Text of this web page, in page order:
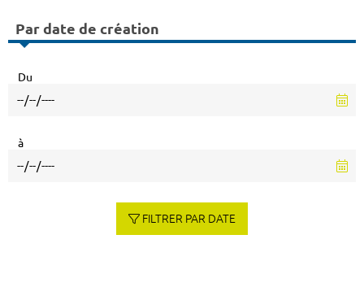
Par date de création
Du
à
FILTRER PAR DATE